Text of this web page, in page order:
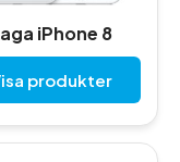
iPhone 8
produkter